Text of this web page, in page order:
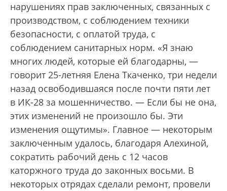
нарушениях прав заключенных, связанных с
производством, с соблюдением техники
безопасности, с оплатой труда, с
соблюдением санитарных норм. «Я знаю
многих людей, которые ей благодарны, —
говорит 25-летняя Елена Ткаченко, три недели
назад освободившаяся после почти пяти лет
в ИК-28 за мошенничество. — Если бы не она,
этих изменений не произошло бы. Эти
изменения ощутимы». Главное — некоторым
заключенным удалось, благодаря Алехиной,
сократить рабочий день с 12 часов
каторжного труда до законных восьми. В
некоторых отрядах сделали ремонт, провели